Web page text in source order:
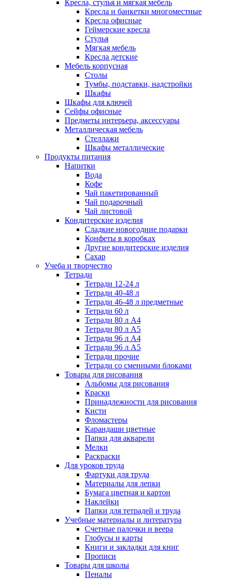
Кресла, стулья и мягкая мебель
Кресла и банкетки многоместные
Кресла офисные
Геймерские кресла
Стулья
Мягкая мебель
Кресла детские
Мебель корпусная
Столы
Тумбы, подставки, надстройки
Шкафы
Шкафы для ключей
Сейфы офисные
Предметы интерьера, аксессуары
Металлическая мебель
Стеллажи
Шкафы металлические
Продукты питания
Напитки
Вода
Кофе
Чай пакетированный
Чай подарочный
Чай листовой
Кондитерские изделия
Сладкие новогодние подарки
Конфеты в коробках
Другие кондитерские изделия
Сахар
Учеба и творчество
Тетради
Тетради 12-24 л
Тетради 40-48 л
Тетради 46-48 л предметные
Тетради 60 л
Тетради 80 л А4
Тетради 80 л А5
Тетради 96 л А4
Тетради 96 л А5
Тетради прочие
Тетради со сменными блоками
Товары для рисования
Альбомы для рисования
Краски
Принадлежности для рисования
Кисти
Фломастеры
Карандаши цветные
Папки для акварели
Мелки
Раскраски
Для уроков труда
Фартуки для труда
Материалы для лепки
Бумага цветная и картон
Наклейки
Папки для тетрадей и труда
Учебные материалы и литература
Счетные палочки и веера
Глобусы и карты
Книги и закладки для книг
Прописи
Товары для школы
Пеналы